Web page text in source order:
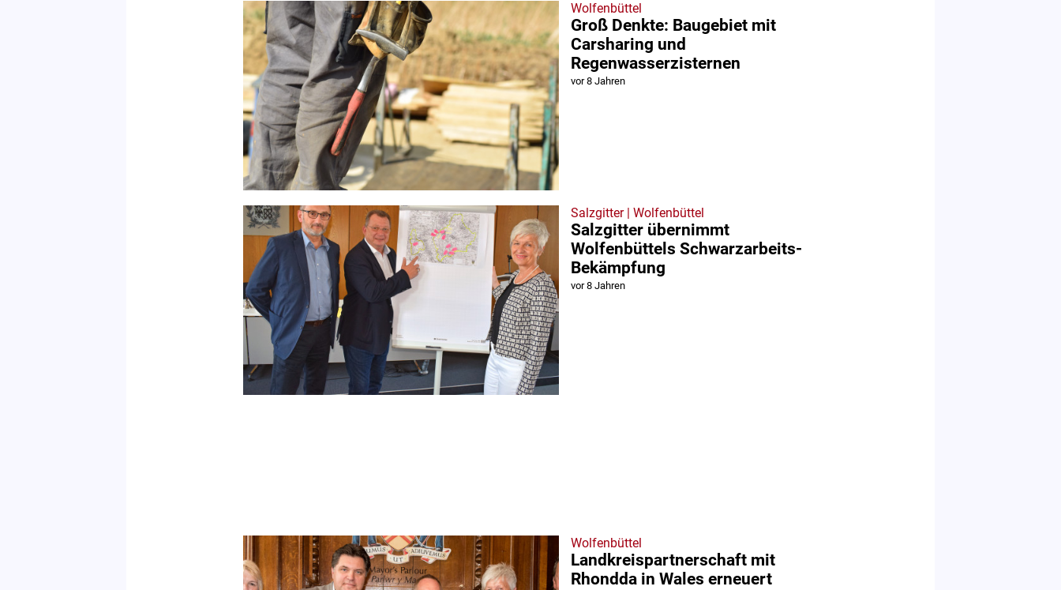
Wolfenbüttel
Groß Denkte: Baugebiet mit
Carsharing und
Regenwasserzisternen
vor 8 Jahren
Salzgitter | Wolfenbüttel
Salzgitter übernimmt
Wolfenbüttels Schwarzarbeits-
Bekämpfung
vor 8 Jahren
Wolfenbüttel
Landkreispartnerschaft mit
Rhondda in Wales erneuert